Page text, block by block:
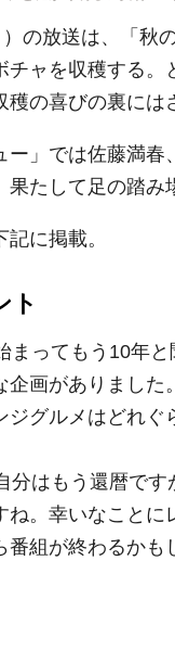
の放送は、「秋
チャを収穫する
穫の喜びの裏には
ー」では佐藤満
たして足の踏み
に掲載。
ト
ってもう10年と
企画がありまし
ジグルメはどれ
分はもう還暦で
ね。幸いなこと
番組が終わるか